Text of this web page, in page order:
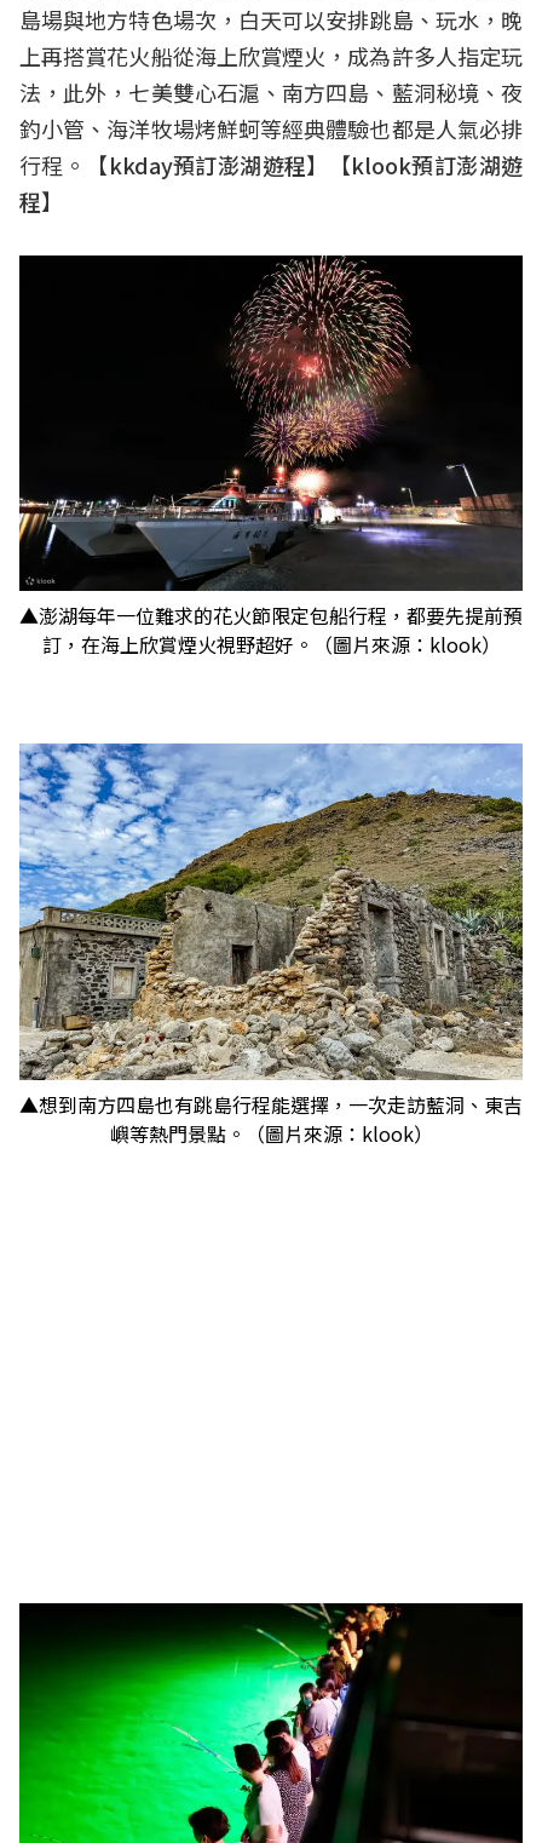
島場與地方特色場次，白天可以安排跳島、玩水，晚
上再搭賞花火船從海上欣賞煙火，成為許多人指定玩
法，此外，七美雙心石滬、南方四島、藍洞秘境、夜
釣小管、海洋牧場烤鮮蚵等經典體驗也都是人氣必排
行程。【kkday預訂澎湖遊程】【klook預訂澎湖遊
程】
▲澎湖每年一位難求的花火節限定包船行程，都要先提前預
訂，在海上欣賞煙火視野超好。（圖片來源：klook）
▲想到南方四島也有跳島行程能選擇，一次走訪藍洞、東吉
嶼等熱門景點。（圖片來源：klook）